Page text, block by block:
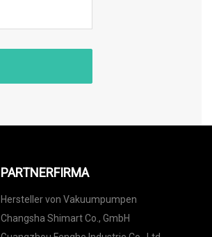
PARTNERFIRMA
Hersteller von Vakuumpumpen
Changsha Shimart Co., GmbH